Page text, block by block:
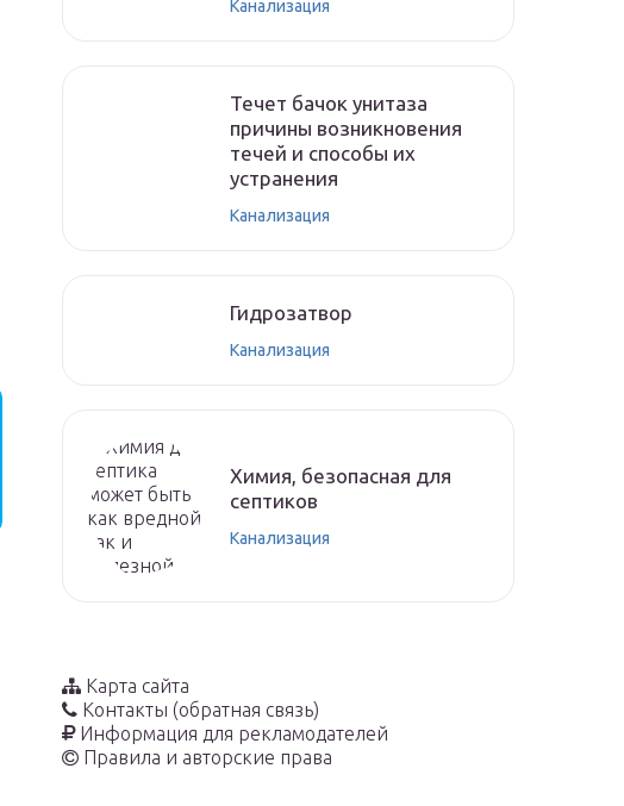
Канализация
Течет бачок унитаза
причины возникновения
течей и способы их
устранения
Канализация
Гидрозатвор
Канализация
Химия, безопасная для
септиков
Канализация
Карта сайта
Контакты (обратная связь)
Информация для рекламодателей
Правила и авторские права